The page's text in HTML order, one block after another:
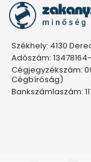
Székhely: 4130
Adószám:
Cégjegyzékszám:
Cégbíróság)
Bankszámlaszám: